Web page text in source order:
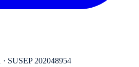
· SUSEP 202048954